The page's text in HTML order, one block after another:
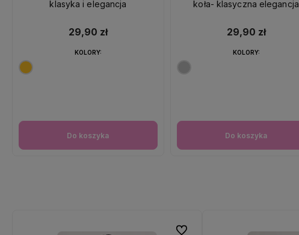
klasyka i elegancja
29,90 zł
Do koszyka
KOLORY:
koła- klasyczna elegancja
29,90 zł
Do koszyka
KOLORY:
Do ulubionych